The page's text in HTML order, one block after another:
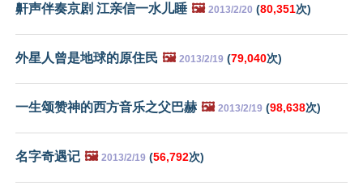
鼾声伴奏京剧 江亲信一水儿睡 🖼️ 2013/2/20 (80,351次)
外星人曾是地球的原住民 🖼️ 2013/2/19 (79,040次)
一生颂赞神的西方音乐之父巴赫 🖼️ 2013/2/19 (98,638次)
名字奇遇记 🖼️ 2013/2/19 (56,792次)